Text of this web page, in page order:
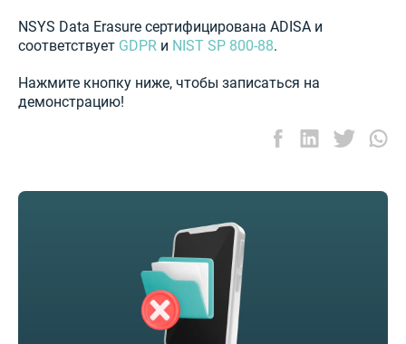
NSYS Data Erasure сертифицирована ADISA и
соответствует GDPR и NIST SP 800-88.
Нажмите кнопку ниже, чтобы записаться на
демонстрацию!